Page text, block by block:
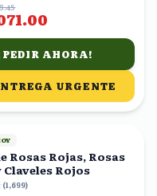
AHORA!
URGENTE
Rosas Rojas, Rosas
Claveles Rojos
(1,699)